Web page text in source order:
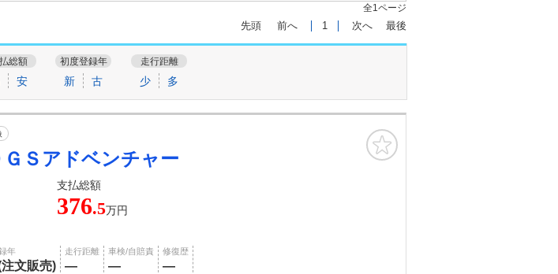
全1ページ
先頭 前へ 1 次へ 最後
総額
安
初度登録年
新 古
走行距離
少 多
ＧＳアドベンチャー
支払総額
376.5万円
年
文販売)
走行距離
―
車検/自賠責
―
修復歴
―